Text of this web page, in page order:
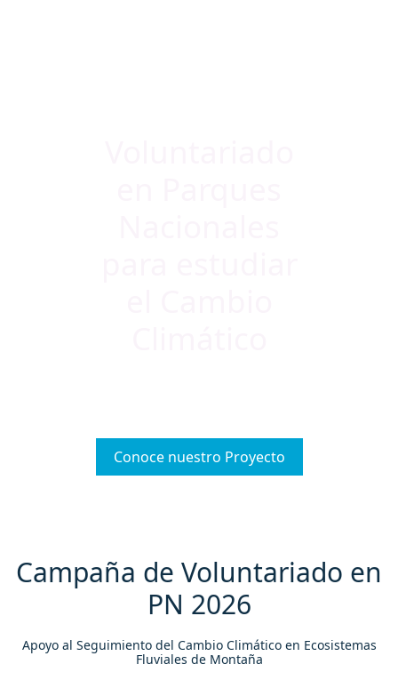
Conoce nuestro Proyecto
Campaña de Voluntariado en
PN 2026
Apoyo al Seguimiento del Cambio Climático en Ecosistemas
Fluviales de Montaña